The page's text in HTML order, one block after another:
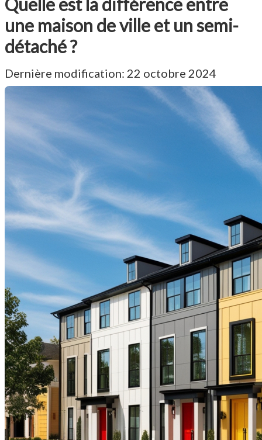
une maison de ville et un semi-
détaché ?
Dernière modification: 22 octobre 2024